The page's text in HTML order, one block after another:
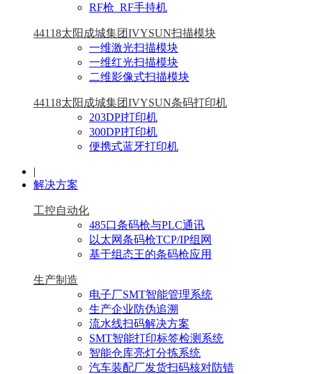
RF枪_RF手持机
44118太阳成城集团IVYSUN扫描模块
一维激光扫描模块
一维红光扫描模块
二维影像式扫描模块
44118太阳成城集团IVYSUN条码打印机
203DPI打印机
300DPI打印机
便携式蓝牙打印机
|
解决方案
工控自动化
485口条码枪与PLC通讯
以太网条码枪TCP/IP组网
基于组态王的条码枪应用
生产制造
电子厂SMT智能管理系统
生产企业防伪追溯
流水线扫码解决方案
SMT智能打印标签检测系统
智能仓库亮灯分拣系统
汽车装配厂发货扫码核对防错